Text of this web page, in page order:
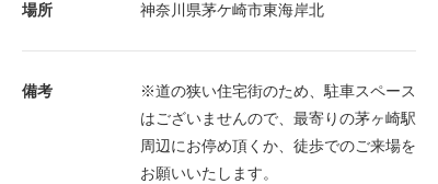
場所 神奈川県茅ケ崎市東海岸北
備考
※道の狭い住宅街のため、駐車スペース
はございませんので、最寄りの茅ヶ崎駅
周辺にお停め頂くか、徒歩でのご来場を
お願いいたします。